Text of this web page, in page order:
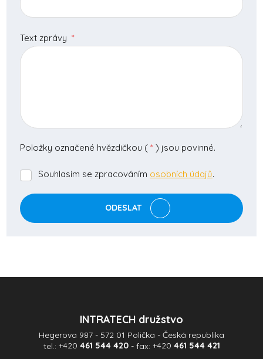
Text zprávy *
Položky označené hvězdičkou ( * ) jsou povinné.
Souhlasím
zpracováním
osobních
údajů.
Souhlasím se zpracováním osobních údajů.
ODESLAT
odeslat.
INTRATECH družstvo
Hegerova 987 - 572 01 Polička - Česká republika
tel.: +420 461 544 420- fax: +420 461 544 421